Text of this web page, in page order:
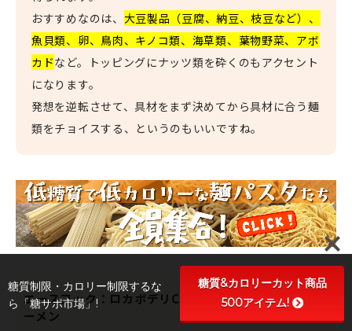
おすすめなのは、 大豆製品（豆腐、納豆、枝豆など）、
魚貝類、卵、鳥肉、キノコ類、海草類、葉物野菜、アボ
カドなど。トッピングにナッツ類を砕くのもアクセント
になります。
発想を逆転させて、具材をまず決めてから具材に合う麺
類をチョイスする、というのもいいですね。
エースコック：ロカボデリCoCo壱番屋監修カレーラ
ーメン
糖質制限・カロリー制限するな
ら「糖サポ市場」!
糖質&カロリーカット商品
500アイテム!